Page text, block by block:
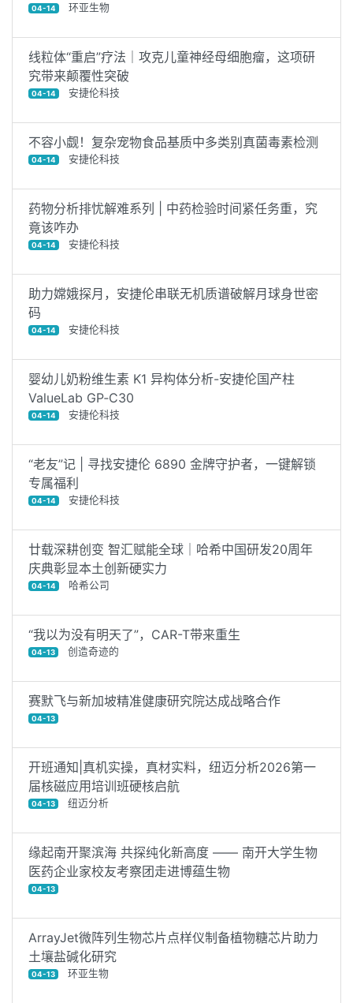
04-14 环亚生物
线粒体“重启”疗法｜攻克儿童神经母细胞瘤，这项研
究带来颠覆性突破
04-14 安捷伦科技
不容小觑！复杂宠物食品基质中多类别真菌毒素检测
04-14 安捷伦科技
药物分析排忧解难系列 | 中药检验时间紧任务重，究
竟该咋办
04-14 安捷伦科技
助力嫦娥探月，安捷伦串联无机质谱破解月球身世密
码
04-14 安捷伦科技
婴幼儿奶粉维生素 K1 异构体分析-安捷伦国产柱
ValueLab GP‑C30
04-14 安捷伦科技
“老友”记 | 寻找安捷伦 6890 金牌守护者，一键解锁
专属福利
04-14 安捷伦科技
廿载深耕创变 智汇赋能全球｜哈希中国研发20周年
庆典彰显本土创新硬实力
04-14 哈希公司
“我以为没有明天了”，CAR-T带来重生
04-13 创造奇迹的
赛默飞与新加坡精准健康研究院达成战略合作
04-13
开班通知|真机实操，真材实料，纽迈分析2026第一
届核磁应用培训班硬核启航
04-13 纽迈分析
缘起南开聚滨海 共探纯化新高度 —— 南开大学生物
医药企业家校友考察团走进博蕴生物
04-13
ArrayJet微阵列生物芯片点样仪制备植物糖芯片助力
土壤盐碱化研究
04-13 环亚生物